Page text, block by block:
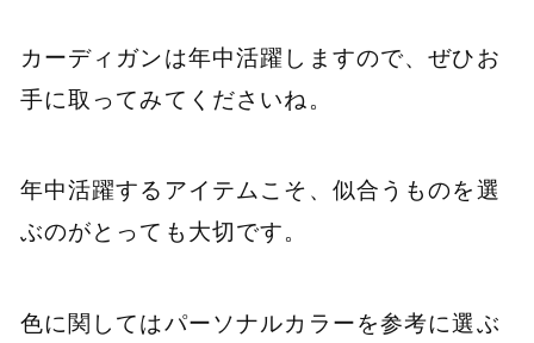
カーディガンは年中活躍しますので、ぜひお
手に取ってみてくださいね。
年中活躍するアイテムこそ、似合うものを選
ぶのがとっても大切です。
色に関してはパーソナルカラーを参考に選ぶ